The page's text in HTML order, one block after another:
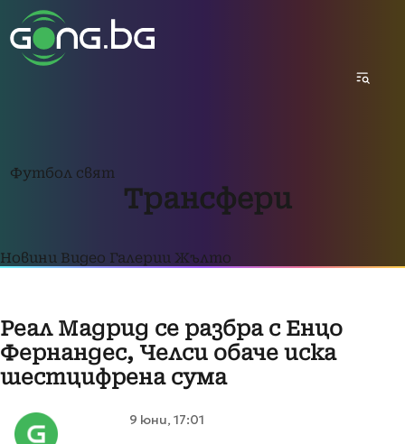
Футбол свят
Трансфери
Новини Видео Галерии Жълто
Реал Мадрид се разбра с Енцо
Фернандес, Челси обаче иска
шестцифрена сума
9 юни, 17:01